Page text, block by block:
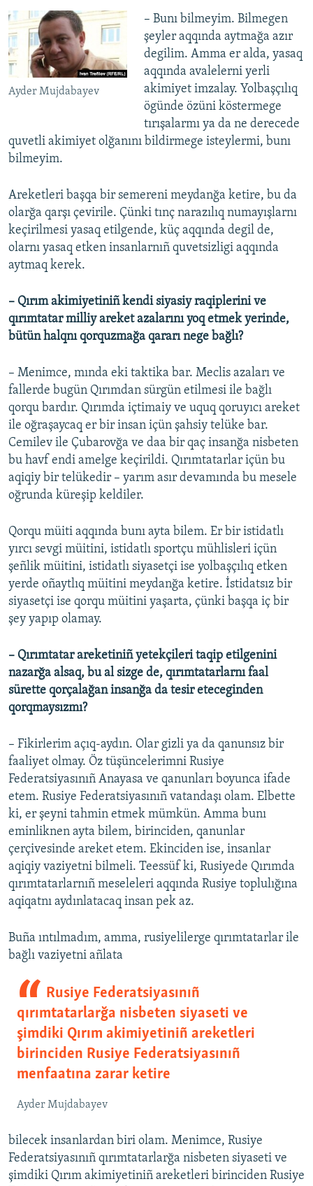
Ayder Mujdabayev
​– Bunı bilmeyim. Bilmegen
şeyler aqqında aytmağa azır
degilim. Amma er alda, yasaq
aqqında avalelerni yerli
akimiyet imzalay. Yolbaşçılıq
ögünde özüni köstermege
tırışalarmı ya da ne derecede
quvetli akimiyet olğanını bildirmege isteylermi, bunı
bilmeyim.
Areketleri başqa bir semereni meydanğa ketire, bu da
olarğa qarşı çevirile. Çünki tınç narazılıq numayışlarnı
keçirilmesi yasaq etilgende, küç aqqında degil de,
olarnı yasaq etken insanlarnıñ quvetsizligi aqqında
aytmaq kerek.
– Qırım akimiyetiniñ kendi siyasiy raqiplerini ve
qırımtatar milliy areket azalarını yoq etmek yerinde,
bütün halqnı qorquzmağa qararı nege bağlı?
– Menimce, mında eki taktika bar. Meclis azaları ve
fallerde bugün Qırımdan sürgün etilmesi ile bağlı
qorqu bardır. Qırımda içtimaiy ve uquq qoruyıcı areket
ile oğraşaycaq er bir insan içün şahsiy telüke bar.
Cemilev ile Çubarovğa ve daa bir qaç insanğa nisbeten
bu havf endi amelge keçirildi. Qırımtatarlar içün bu
aqiqiy bir telükedir – yarım asır devamında bu mesele
oğrunda küreşip keldiler.
Qorqu müiti aqqında bunı ayta bilem. Er bir istidatlı
yırcı sevgi müitini, istidatlı sportçu mühlisleri içün
şeñlik müitini, istidatlı siyasetçi ise yolbaşçılıq etken
yerde oñaytlıq müitini meydanğa ketire. İstidatsız bir
siyasetçi ise qorqu müitini yaşarta, çünki başqa iç bir
şey yapıp olamay.
– Qırımtatar areketiniñ yetekçileri taqip etilgenini
nazarğa alsaq, bu al sizge de, qırımtatarlarnı faal
sürette qorçalağan insanğa da tesir eteceginden
qorqmaysızmı?
– Fikirlerim açıq-aydın. Olar gizli ya da qanunsız bir
faaliyet olmay. Öz tüşüncelerimni Rusiye
Federatsiyasınıñ Anayasa ve qanunları boyunca ifade
etem. Rusiye Federatsiyasınıñ vatandaşı olam. Elbette
ki, er şeyni tahmin etmek mümkün. Amma bunı
eminliknen ayta bilem, birinciden, qanunlar
çerçivesinde areket etem. Ekinciden ise, insanlar
aqiqiy vaziyetni bilmeli. Teessüf ki, Rusiyede Qırımda
qırımtatarlarnıñ meseleleri aqqında Rusiye toplulığına
aqiqatnı aydınlatacaq insan pek az.
Buña ıntılmadım, amma, rusiyelilerge qırımtatarlar ile
bağlı vaziyetni añlata
Rusiye Federatsiyasınıñ
qırımtatarlarğa nisbeten siyaseti ve
şimdiki Qırım akimiyetiniñ areketleri
birinciden Rusiye Federatsiyasınıñ
menfaatına zarar ketire
Ayder Mujdabayev
bilecek insanlardan biri olam. Menimce, Rusiye
Federatsiyasınıñ qırımtatarlarğa nisbeten siyaseti ve
şimdiki Qırım akimiyetiniñ areketleri birinciden Rusiye